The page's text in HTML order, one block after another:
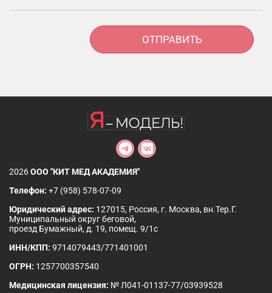
2026ООО "КИТ МЕД АКАДЕМИЯ"
Телефон: +7 (958) 578-07-09
Юридический адрес: 127015, Россия, г. Москва, вн.Тер.Г.
Муниципальный округ беговой,
проезд Бумажный, д. 19, помещ. 9/1с
ИНН/КПП: 9714079443/771401001
ОГРН: 1257700357540
Медицинская лицензия: № Л041-01137-77/03939528